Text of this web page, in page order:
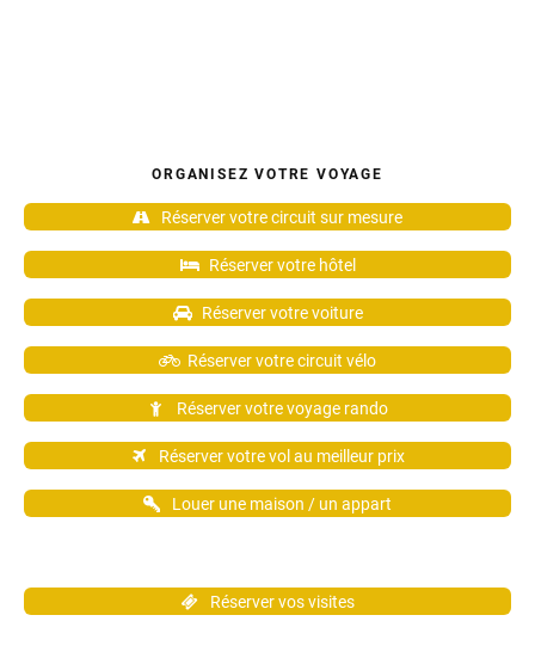
ORGANISEZ VOTRE VOYAGE
Réserver votre circuit sur mesure
Réserver votre hôtel
Réserver votre voiture
Réserver votre circuit vélo
Réserver votre voyage rando
Réserver votre vol au meilleur prix
Louer une maison / un appart
Réserver vos visites